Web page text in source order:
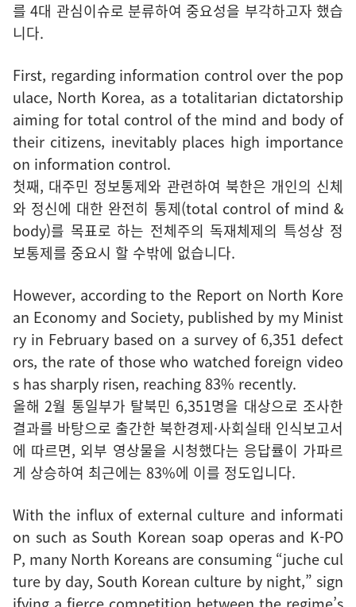
를 4대 관심이슈로 분류하여 중요성을 부각하고자 했습
니다.
First, regarding information control over the pop
ulace, North Korea, as a totalitarian dictatorship
aiming for total control of the mind and body of
their citizens, inevitably places high importance
on information control.
첫째, 대주민 정보통제와 관련하여 북한은 개인의 신체
와 정신에 대한 완전히 통제(total control of mind &
body)를 목표로 하는 전체주의 독재체제의 특성상 정
보통제를 중요시 할 수밖에 없습니다.
However, according to the Report on North Kore
an Economy and Society, published by my Minist
ry in February based on a survey of 6,351 defect
ors, the rate of those who watched foreign video
s has sharply risen, reaching 83% recently.
올해 2월 통일부가 탈북민 6,351명을 대상으로 조사한
결과를 바탕으로 출간한 북한경제·사회실태 인식보고서
에 따르면, 외부 영상물을 시청했다는 응답률이 가파르
게 상승하여 최근에는 83%에 이를 정도입니다.
With the influx of external culture and informati
on such as South Korean soap operas and K-PO
P, many North Koreans are consuming “juche cul
ture by day, South Korean culture by night,” sign